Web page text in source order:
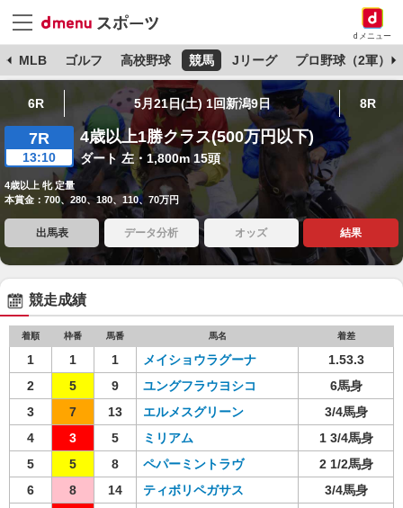
dメニュー
MLB ゴルフ 高校野球 競馬 Jリーグ プロ野球（2軍）
6R 5月21日(土) 1回新潟9日 8R
7R
13:10
4歳以上1勝クラス(500万円以下)
ダート 左・1,800m 15頭
4歳以上 牝 定量
本賞金：700、280、180、110、70万円
出馬表 データ分析 オッズ 結果
競走成績
着順 枠番 馬番 馬名 着差
1 1 1 メイショウラグーナ
1.53.3
2
5 9 ユングフラウヨシコ
6馬身
3
7 13 エルメスグリーン
3/4馬身
4
3 5 ミリアム
1 3/4馬身
5
5 8 ペパーミントラヴ
2 1/2馬身
6
8 14 ティボリペガサス
3/4馬身